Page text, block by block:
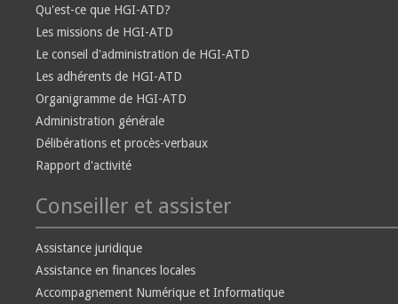
Qu'est-ce que HGI-ATD?
Les missions de HGI-ATD
Le conseil d'administration de HGI-ATD
Les adhérents de HGI-ATD
Organigramme de HGI-ATD
Administration générale
Délibérations et procès-verbaux
Rapport d'activité
Conseiller et assister
Assistance juridique
Assistance en finances locales
Accompagnement Numérique et Informatique